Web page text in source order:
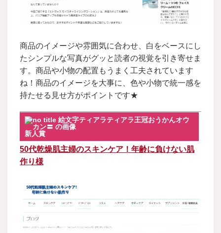
商品のイメージや雰囲気に合わせ、白をベースにし
たシンプルな写真がグッと読者の視覚を引き寄せま
す。商品や小物の配置もうまく工夫されています
ね！商品のイメージを大事に、色や小物で統一感を
持たせる見せ方がポイントです★
新人賞
50代乾燥肌主婦のスキンケア！年齢に負けない肌
作り様